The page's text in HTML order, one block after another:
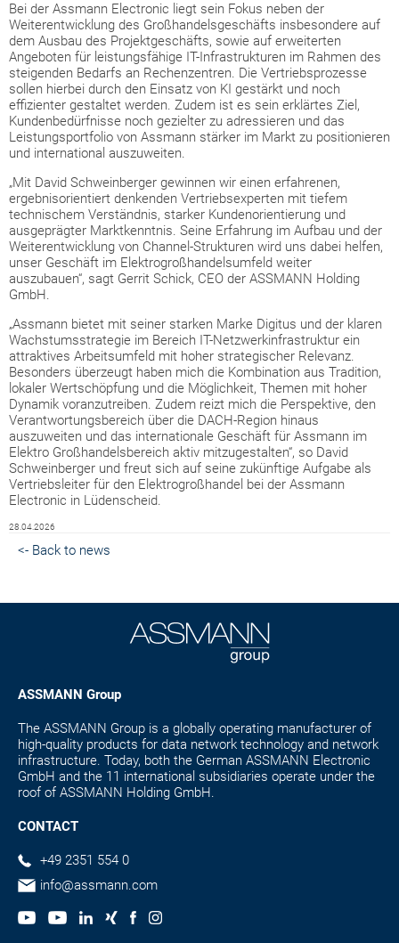
Bei der Assmann Electronic liegt sein Fokus neben der
Weiterentwicklung des Großhandelsgeschäfts insbesondere auf
dem Ausbau des Projektgeschäfts, sowie auf erweiterten
Angeboten für leistungsfähige IT-Infrastrukturen im Rahmen des
steigenden Bedarfs an Rechenzentren. Die Vertriebsprozesse
sollen hierbei durch den Einsatz von KI gestärkt und noch
effizienter gestaltet werden. Zudem ist es sein erklärtes Ziel,
Kundenbedürfnisse noch gezielter zu adressieren und das
Leistungsportfolio von Assmann stärker im Markt zu positionieren
und international auszuweiten.
„Mit David Schweinberger gewinnen wir einen erfahrenen,
ergebnisorientiert denkenden Vertriebsexperten mit tiefem
technischem Verständnis, starker Kundenorientierung und
ausgeprägter Marktkenntnis. Seine Erfahrung im Aufbau und der
Weiterentwicklung von Channel-Strukturen wird uns dabei helfen,
unser Geschäft im Elektrogroßhandelsumfeld weiter
auszubauen“, sagt Gerrit Schick, CEO der ASSMANN Holding
GmbH.
„Assmann bietet mit seiner starken Marke Digitus und der klaren
Wachstumsstrategie im Bereich IT-Netzwerkinfrastruktur ein
attraktives Arbeitsumfeld mit hoher strategischer Relevanz.
Besonders überzeugt haben mich die Kombination aus Tradition,
lokaler Wertschöpfung und die Möglichkeit, Themen mit hoher
Dynamik voranzutreiben. Zudem reizt mich die Perspektive, den
Verantwortungsbereich über die DACH-Region hinaus
auszuweiten und das internationale Geschäft für Assmann im
Elektro Großhandelsbereich aktiv mitzugestalten“, so David
Schweinberger und freut sich auf seine zukünftige Aufgabe als
Vertriebsleiter für den Elektrogroßhandel bei der Assmann
Electronic in Lüdenscheid.
28.04.2026
<- Back to news
ASSMANN Group
The ASSMANN Group is a globally operating manufacturer of
high-quality products for data network technology and network
infrastructure. Today, both the German ASSMANN Electronic
GmbH and the 11 international subsidiaries operate under the
roof of ASSMANN Holding GmbH.
CONTACT
+49 2351 554 0
info@assmann.com